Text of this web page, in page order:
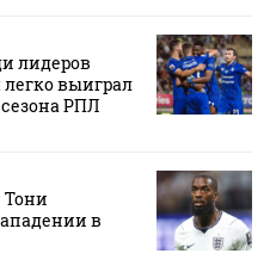
лидеров
выиграл
РПЛ
Тони
в